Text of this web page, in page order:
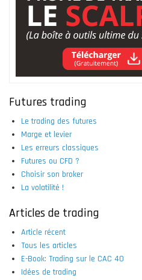
Futures trading
Le trading des futures
Marge et levier
Les erreurs classiques
Futures ou CFD ?
Choisir son broker
La volatilité !
Articles de trading
Article récent
Tous les articles
E-Book: Trading sur le CAC 40
Idées de trading